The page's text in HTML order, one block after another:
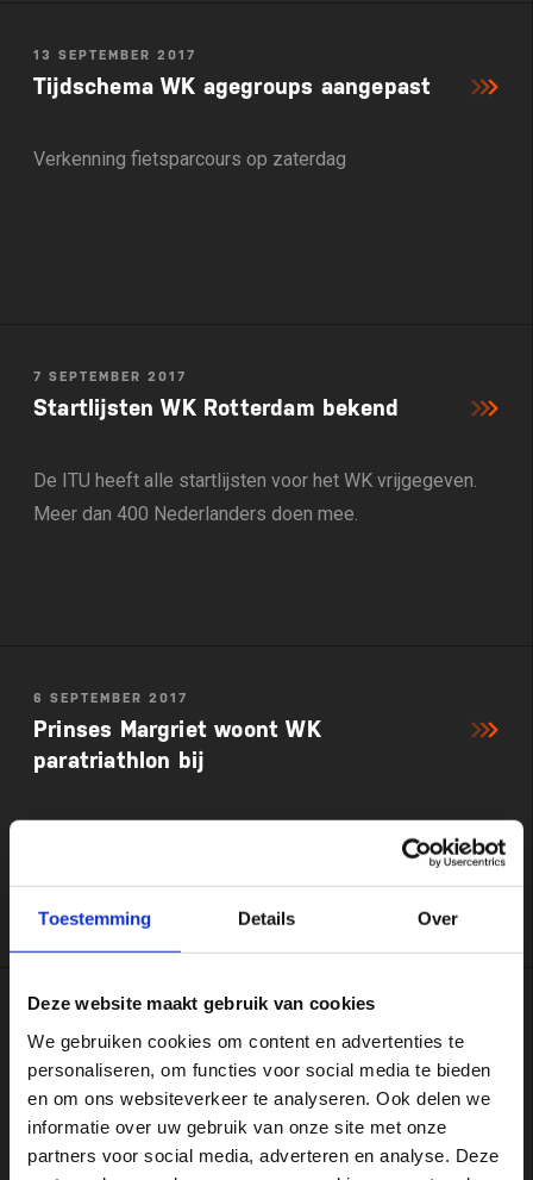
Toestemming Details Over
Deze website maakt gebruik van cookies
We gebruiken cookies om content en advertenties te
personaliseren, om functies voor social media te bieden
en om ons websiteverkeer te analyseren. Ook delen we
informatie over uw gebruik van onze site met onze
partners voor social media, adverteren en analyse. Deze
13 SEPTEMBER 2017
Tijdschema WK agegroups aangepast
Verkenning fietsparcours op zaterdag
7 SEPTEMBER 2017
Startlijsten WK Rotterdam bekend
De ITU heeft alle startlijsten voor het WK vrijgegeven.
Meer dan 400 Nederlanders doen mee.
6 SEPTEMBER 2017
Prinses Margriet woont WK
paratriathlon bij
Hare Koninklijke Hoogheid Prinses Margriet der
Nederlanden is vrijdag 15 september in Rotterdam
NK-titels sprint triathlon in Veenendaal
voor Nuyes en Heldoorn
Zeges in Eredivisie voor Ferro Mosae Maastricht en